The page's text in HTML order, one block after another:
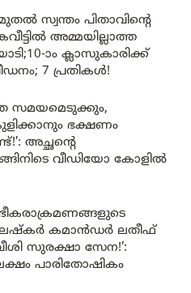
സ്വന്തം പിതാവിന്റെ
അമ്മയില്ലാത്ത
ാം ക്ലാസുകാരിക്ക്
7 പ്രതികൾ!
സമയമെടുക്കും,
ഭക്ഷണം
അച്ഛന്റെ
വീഡിയോ കോളിൽ
ഭീകരാക്രമണങ്ങളുടെ
കമാൻഡർ ലതീഫ്
സുരക്ഷാ സേന!’:
പാരിതോഷികം